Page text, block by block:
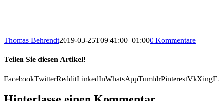
Thomas Behrendt2019-03-25T09:41:00+01:000 Kommentare
Teilen Sie diesen Artikel!
FacebookTwitterRedditLinkedInWhatsAppTumblrPinterestVkXing